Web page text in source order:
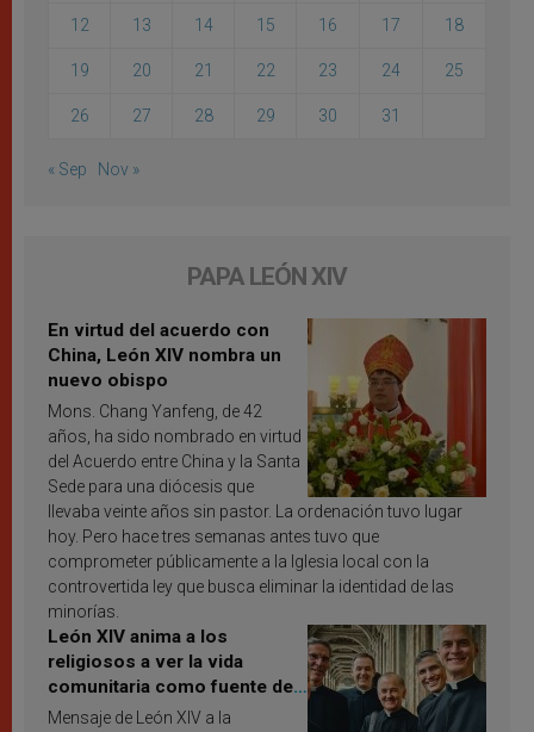
12 13 14 15 16 17 18
19 20 21 22 23 24 25
26 27 28 29 30 31
« Sep Nov »
PAPA LEÓN XIV
En virtud del acuerdo con
China, León XIV nombra un
nuevo obispo
Mons. Chang Yanfeng, de 42
años, ha sido nombrado en virtud
del Acuerdo entre China y la Santa
Sede para una diócesis que
llevaba veinte años sin pastor. La ordenación tuvo lugar
hoy. Pero hace tres semanas antes tuvo que
comprometer públicamente a la Iglesia local con la
controvertida ley que busca eliminar la identidad de las
minorías.
León XIV anima a los
religiosos a ver la vida
comunitaria como fuente de
inspiración y santificación
Mensaje de León XIV a la